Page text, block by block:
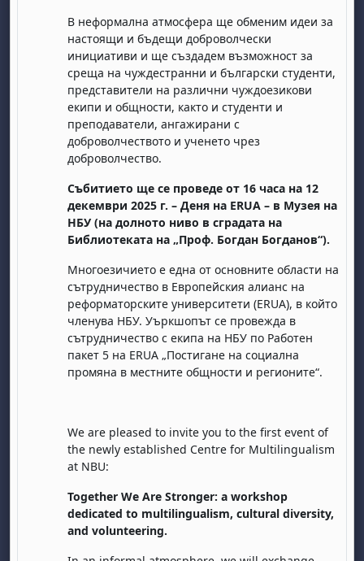
В неформална атмосфера ще обменим идеи за
настоящи и бъдещи доброволчески
инициативи и ще създадем възможност за
среща на чуждестранни и български студенти,
представители на различни чуждоезикови
екипи и общности, както и студенти и
преподаватели, ангажирани с
доброволчеството и ученето чрез
доброволчество.
Събитието ще се проведе от 16 часа на 12
декември 2025 г. – Деня на ERUA – в Музея на
НБУ (на долното ниво в сградата на
Библиотеката на „Проф. Богдан Богданов“).
Многоезичието е една от основните области на
сътрудничество в Европейския алианс на
реформаторските университети (ERUA), в който
членува НБУ. Уъркшопът се провежда в
сътрудничество с екипа на НБУ по Работен
пакет 5 на ERUA „Постигане на социална
промяна в местните общности и регионите“.
We are pleased to invite you to the first event of
the newly established Centre for Multilingualism
at NBU:
Together We Are Stronger: a workshop
dedicated to multilingualism, cultural diversity,
and volunteering.
samedi 1 août
dimanche 2 août
7 août
samedi 8 août
dimanche 9 août
14 août
samedi 15 août
dimanche 16 août
21 août
samedi 22 août
dimanche 23 août
28 août
samedi 29 août
dimanche 30 août